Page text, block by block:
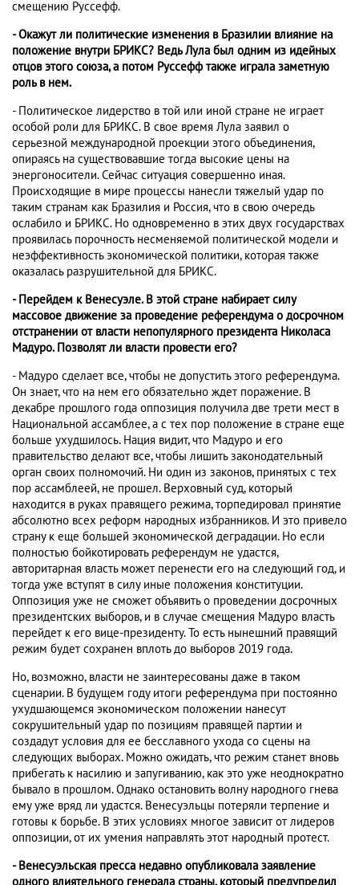
смещению Руссефф.
- Окажут ли политические изменения в Бразилии влияние на
положение внутри БРИКС? Ведь Лула был одним из идейных
отцов этого союза, а потом Руссефф также играла заметную
роль в нем.
- Политическое лидерство в той или иной стране не играет
особой роли для БРИКС. В свое время Лула заявил о
серьезной международной проекции этого объединения,
опираясь на существовавшие тогда высокие цены на
энергоносители. Сейчас ситуация совершенно иная.
Происходящие в мире процессы нанесли тяжелый удар по
таким странам как Бразилия и Россия, что в свою очередь
ослабило и БРИКС. Но одновременно в этих двух государствах
проявилась порочность несменяемой политической модели и
неэффективность экономической политики, которая также
оказалась разрушительной для БРИКС.
- Перейдем к Венесуэле. В этой стране набирает силу
массовое движение за проведение референдума о досрочном
отстранении от власти непопулярного президента Николаса
Мадуро. Позволят ли власти провести его?
- Мадуро сделает все, чтобы не допустить этого референдума.
Он знает, что на нем его обязательно ждет поражение. В
декабре прошлого года оппозиция получила две трети мест в
Национальной ассамблее, а с тех пор положение в стране еще
больше ухудшилось. Нация видит, что Мадуро и его
правительство делают все, чтобы лишить законодательный
орган своих полномочий. Ни один из законов, принятых с тех
пор ассамблеей, не прошел. Верховный суд, который
находится в руках правящего режима, торпедировал принятие
абсолютно всех реформ народных избранников. И это привело
страну к еще большей экономической деградации. Но если
полностью бойкотировать референдум не удастся,
авторитарная власть может перенести его на следующий год, и
тогда уже вступят в силу иные положения конституции.
Оппозиция уже не сможет объявить о проведении досрочных
президентских выборов, и в случае смещения Мадуро власть
перейдет к его вице-президенту. То есть нынешний правящий
режим будет сохранен вплоть до выборов 2019 года.
Но, возможно, власти не заинтересованы даже в таком
сценарии. В будущем году итоги референдума при постоянно
ухудшающемся экономическом положении нанесут
сокрушительный удар по позициям правящей партии и
создадут условия для ее бесславного ухода со сцены на
следующих выборах. Можно ожидать, что режим станет вновь
прибегать к насилию и запугиванию, как это уже неоднократно
бывало в прошлом. Однако остановить волну народного гнева
ему уже вряд ли удастся. Венесуэльцы потеряли терпение и
готовы к борьбе. В этих условиях многое зависит от лидеров
оппозиции, от их умения направлять этот народный протест.
- Венесуэльская пресса недавно опубликовала заявление
одного влиятельного генерала страны, который предупредил